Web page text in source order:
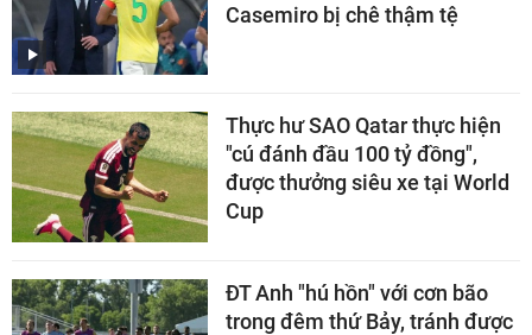
Casemiro bị chê thậm tệ
Thực hư SAO Qatar thực hiện
"cú đánh đầu 100 tỷ đồng",
được thưởng siêu xe tại World
Cup
ĐT Anh "hú hồn" với cơn bão
trong đêm thứ Bảy, tránh được